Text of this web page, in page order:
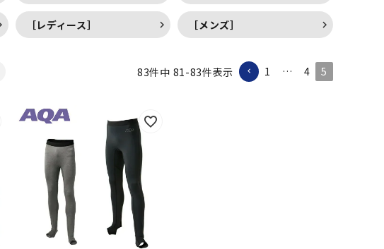
［レディース］ ［メンズ］
83件中 81 -83件表示 1 … 4 5